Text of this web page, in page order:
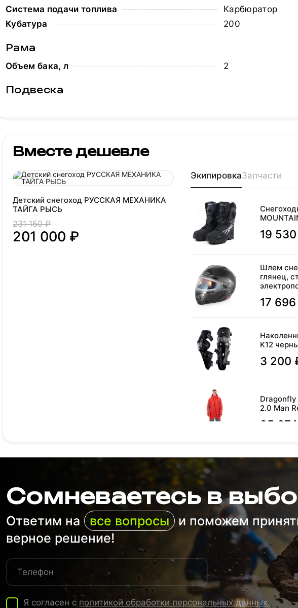
Система подачи топлива
Карбюратор
Кубатура
200
Рама
Объем бака, л 2
Подвеска
Вместе дешевле
Детский снегоход РУССКАЯ МЕХАНИКА
ТАЙГА РЫСЬ
231 150 ₽
201 000 ₽
ЭкипировкаЗапчасти
19
Шлем
глянец,
17
K12
3 200
Dragonfly
2.0 Man
25
6 500 ₽
Защита
5 490 ₽
Сомневаетесь в
Ответим на все вопросы
и поможем
верное решение!
Я согласен с политикой обработки персональных данных.